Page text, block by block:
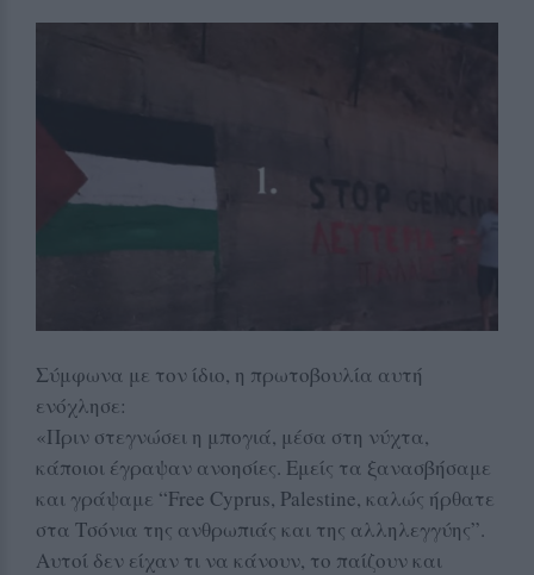
Σύμφωνα με τον ίδιο, η πρωτοβουλία αυτή
ενόχλησε:
«Πριν στεγνώσει η μπογιά, μέσα στη νύχτα,
κάποιοι έγραψαν ανοησίες. Εμείς τα ξανασβήσαμε
και γράψαμε “Free Cyprus, Palestine, καλώς ήρθατε
στα Τσόνια της ανθρωπιάς και της αλληλεγγύης”.
Αυτοί δεν είχαν τι να κάνουν, το παίζουν και